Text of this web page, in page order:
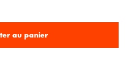
au panier